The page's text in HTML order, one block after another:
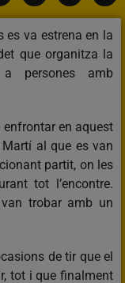
es va estrena en la
que organitza la
a persones amb
en aquest
Martí al que es van
partit, on les
tot l’encontre.
trobar amb un
de tir que el
tot i que finalment